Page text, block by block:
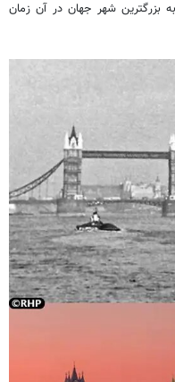
شهر جهان در آن زمان